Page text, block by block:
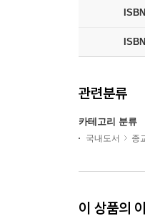
관련분류
카테고리 분류
국내도서 종
이 상품의